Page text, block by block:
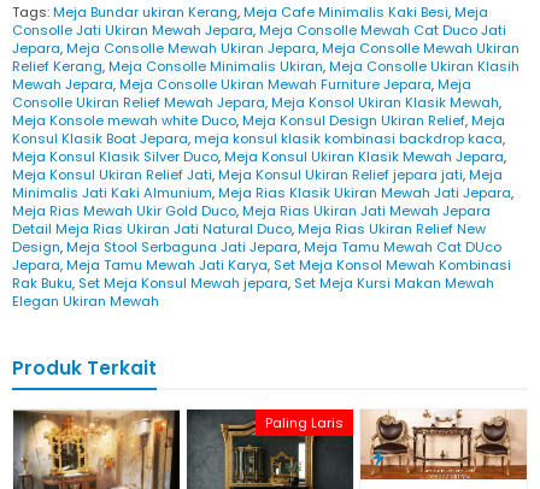
Tags:Meja Bundar ukiran Kerang,Meja Cafe Minimalis Kaki Besi,Meja
Consolle Jati Ukiran Mewah Jepara,Meja Consolle Mewah Cat Duco Jati
Jepara,Meja Consolle Mewah Ukiran Jepara,Meja Consolle Mewah Ukiran
Relief Kerang,Meja Consolle Minimalis Ukiran,Meja Consolle Ukiran Klasih
Mewah Jepara,Meja Consolle Ukiran Mewah Furniture Jepara,Meja
Consolle Ukiran Relief Mewah Jepara,Meja Konsol Ukiran Klasik Mewah,
Meja Konsole mewah white Duco,Meja Konsul Design Ukiran Relief,Meja
Konsul Klasik Boat Jepara,meja konsul klasik kombinasi backdrop kaca,
Meja Konsul Klasik Silver Duco,Meja Konsul Ukiran Klasik Mewah Jepara,
Meja Konsul Ukiran Relief Jati,Meja Konsul Ukiran Relief jepara jati,Meja
Minimalis Jati Kaki Almunium,Meja Rias Klasik Ukiran Mewah Jati Jepara,
Meja Rias Mewah Ukir Gold Duco,Meja Rias Ukiran Jati Mewah Jepara
Detail Meja Rias Ukiran Jati Natural Duco,Meja Rias Ukiran Relief New
Design,Meja Stool Serbaguna Jati Jepara,Meja Tamu Mewah Cat DUco
Jepara,Meja Tamu Mewah Jati Karya, Set Meja Konsol Mewah Kombinasi
Rak Buku, Set Meja Konsul Mewah jepara, Set Meja Kursi Makan Mewah
Elegan Ukiran Mewah
Produk Terkait
Paling Laris